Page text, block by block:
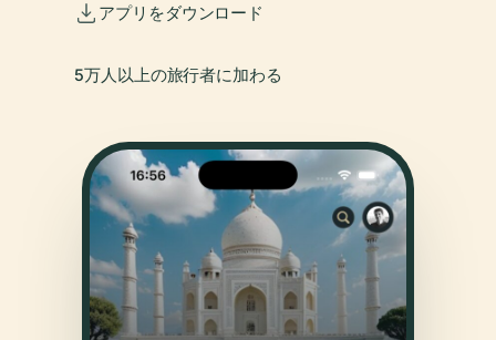
アプリをダウンロード
5万人以上の旅行者に加わる